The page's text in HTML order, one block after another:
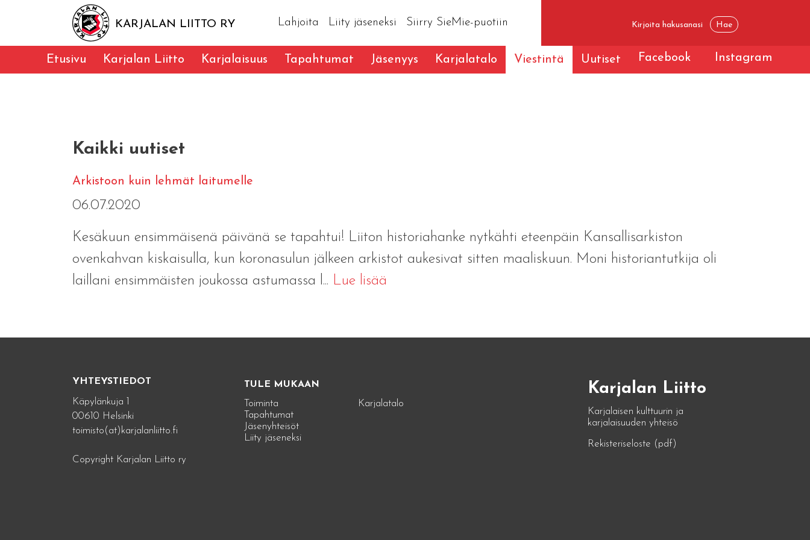
KARJALAN LIITTO RY Lahjoita Liity jäseneksi Siirry SieMie-puotiin
Etusivu Karjalan Liitto Karjalaisuus Tapahtumat Jäsenyys Karjalatalo Viestintä Uutiset Facebook Instagram
Kaikki uutiset
Arkistoon kuin lehmät laitumelle
06.07.2020
Kesäkuun ensimmäisenä päivänä se tapahtui! Liiton historiahanke nytkähti eteenpäin Kansallisarkiston
ovenkahvan kiskaisulla, kun koronasulun jälkeen arkistot aukesivat sitten maaliskuun. Moni historiantutkija oli
laillani ensimmäisten joukossa astumassa l... Lue lisää
YHTEYSTIEDOT
Käpylänkuja 1
00610 Helsinki
toimisto(at)karjalanliitto.fi
Copyright Karjalan Liitto ry
TULE MUKAAN
Toiminta
Tapahtumat
Jäsenyhteisöt
Liity jäseneksi
Karjalatalo
Karjalan Liitto
Karjalaisen kulttuurin ja
karjalaisuuden yhteisö
Rekisteriseloste (pdf)